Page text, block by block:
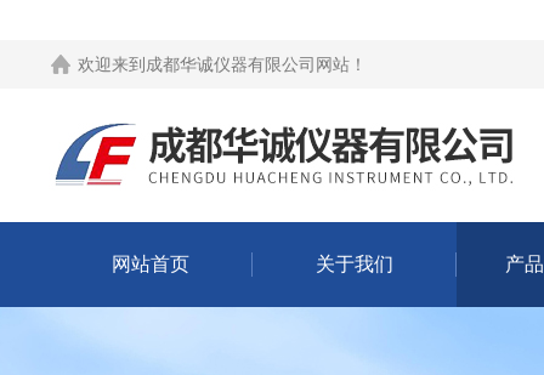
欢迎来到 成都华诚仪器有限公司网站 ！
网站首页 关于我们 产